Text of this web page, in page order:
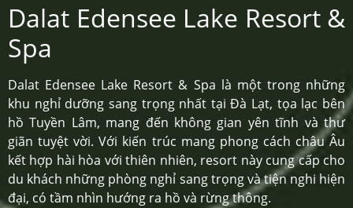
Dalat Edensee Lake Resort &
Spa
Dalat Edensee Lake Resort & Spa là một trong những
khu nghỉ dưỡng sang trọng nhất tại Đà Lạt, tọa lạc bên
hồ Tuyền Lâm, mang đến không gian yên tĩnh và thư
giãn tuyệt vời. Với kiến trúc mang phong cách châu Âu
kết hợp hài hòa với thiên nhiên, resort này cung cấp cho
du khách những phòng nghỉ sang trọng và tiện nghi hiện
đại, có tầm nhìn hướng ra hồ và rừng thông.